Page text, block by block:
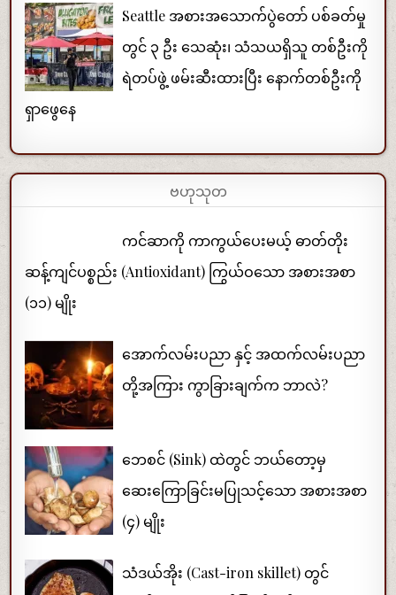
Seattle အစားအသောက်ပွဲတော် ပစ်ခတ်မှု
တွင် ၃ ဦး သေဆုံး၊ သံသယရှိသူ တစ်ဦးကို
ရဲတပ်ဖွဲ့ ဖမ်းဆီးထားပြီး နောက်တစ်ဦးကို
ရှာဖွေနေ
ဗဟုသုတ
ကင်ဆာကို ကာကွယ်ပေးမယ့် ဓာတ်တိုး
ဆန့်ကျင်ပစ္စည်း (Antioxidant) ကြွယ်ဝသော အစားအစာ
(၁၁) မျိုး
အောက်လမ်းပညာ နှင့် အထက်လမ်းပညာ
တို့အကြား ကွာခြားချက်က ဘာလဲ?
ဘေစင် (Sink) ထဲတွင် ဘယ်တော့မှ
ဆေးကြောခြင်းမပြုသင့်သော အစားအစာ
(၄) မျိုး
သံဒယ်အိုး (Cast-iron skillet) တွင်